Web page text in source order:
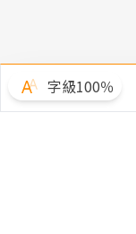
字級100％